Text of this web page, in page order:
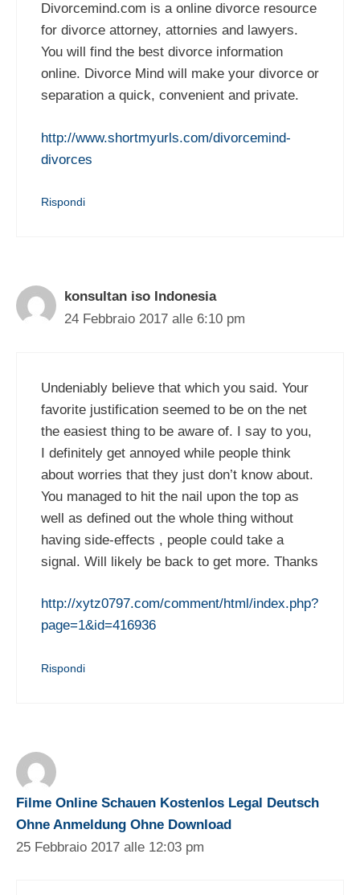
Divorcemind.com is a online divorce resource
for divorce attorney, attornies and lawyers.
You will find the best divorce information
online. Divorce Mind will make your divorce or
separation a quick, convenient and private.
http://www.shortmyurls.com/divorcemind-
divorces
Rispondi
konsultan iso Indonesia
24 Febbraio 2017 alle 6:10 pm
Undeniably believe that which you said. Your
favorite justification seemed to be on the net
the easiest thing to be aware of. I say to you,
I definitely get annoyed while people think
about worries that they just don’t know about.
You managed to hit the nail upon the top as
well as defined out the whole thing without
having side-effects , people could take a
signal. Will likely be back to get more. Thanks
http://xytz0797.com/comment/html/index.php?
page=1&id=416936
Rispondi
Filme Online Schauen Kostenlos Legal Deutsch
Ohne Anmeldung Ohne Download
25 Febbraio 2017 alle 12:03 pm